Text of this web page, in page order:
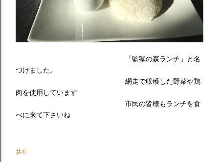
「監獄の森ランチ」と名
づけました。
網走で収穫した野菜や鶏
肉を使用しています
市民の皆様もランチを食
べに来て下さいね
共有